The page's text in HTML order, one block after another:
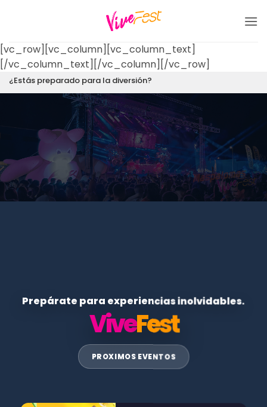
[vc_row][vc_column][vc_column_text]
[/vc_column_text][/vc_column][/vc_row]
¿Estás preparado para la diversión?
Prepárate para experiencias inolvidables.
ViveFest
PROXIMOS EVENTOS